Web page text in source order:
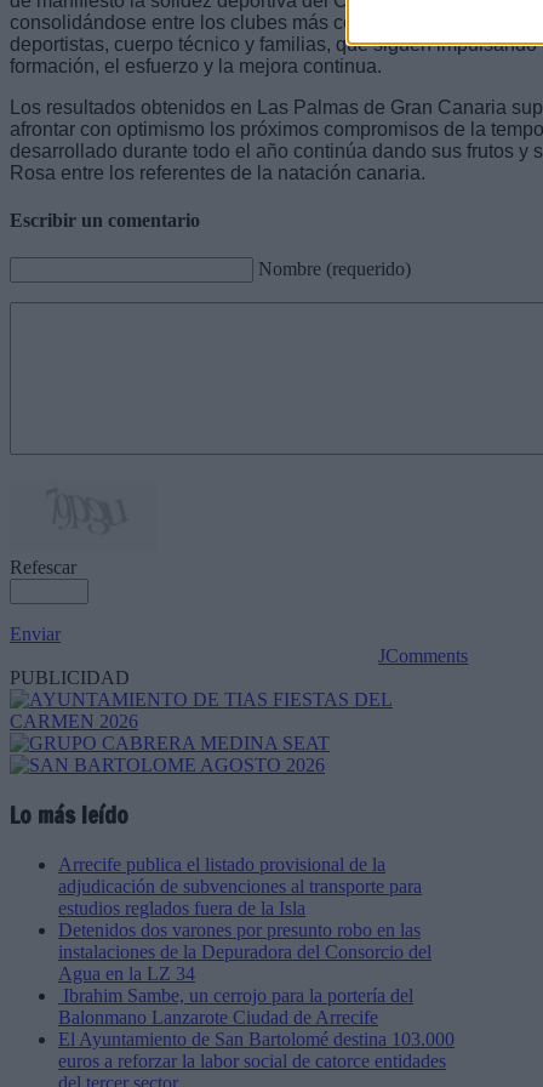
consolidándose entre los clubes más competitivos de
deportistas, cuerpo técnico y familias, que siguen
formación, el esfuerzo y la mejora continua.
Los resultados obtenidos en Las Palmas de Gran Canaria
afrontar con optimismo los próximos compromisos de la
desarrollado durante todo el año continúa dando sus frutos y
Rosa entre los referentes de la natación canaria.
Escribir un comentario
Nombre (requerido)
Refescar
Enviar
JComments
PUBLICIDAD
Lo más leído
Arrecife publica el listado provisional de la
adjudicación de subvenciones al transporte para
estudios reglados fuera de la Isla
Detenidos dos varones por presunto robo en las
instalaciones de la Depuradora del Consorcio del
Agua en la LZ 34
Ibrahim Sambe, un cerrojo para la portería del
Balonmano Lanzarote Ciudad de Arrecife
El Ayuntamiento de San Bartolomé destina 103.000
euros a reforzar la labor social de catorce entidades
del tercer sector